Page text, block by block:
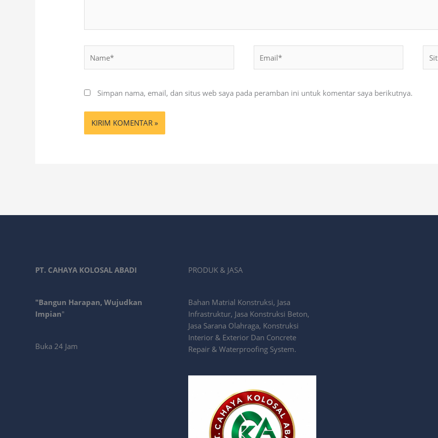
Web
Simpan nama, email, dan situs web saya pada peramban ini untuk komentar saya berikutnya.
PT. CAHAYA KOLOSAL ABADI
"Bangun Harapan, Wujudkan
Impian"
Buka 24 Jam
PRODUK & JASA
Bahan Matrial Konstruksi, Jasa
Infrastruktur, Jasa Konstruksi Beton,
Jasa Sarana Olahraga, Konstruksi
Interior & Exterior Dan Concrete
Repair & Waterproofing System.